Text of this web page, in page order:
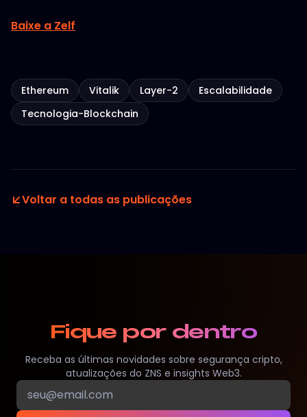
Baixe a Zelf
Ethereum Vitalik Layer-2
Escalabilidade
Tecnologia-Blockchain
Voltar a todas as publicações
Fique por dentro
Receba as últimas novidades sobre segurança cripto,
atualizações do ZNS e insights Web3.